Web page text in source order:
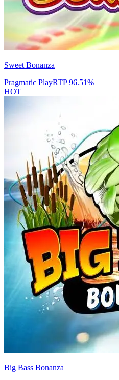
Sweet Bonanza
Pragmatic PlayRTP96.51%
HOT
Big Bass Bonanza